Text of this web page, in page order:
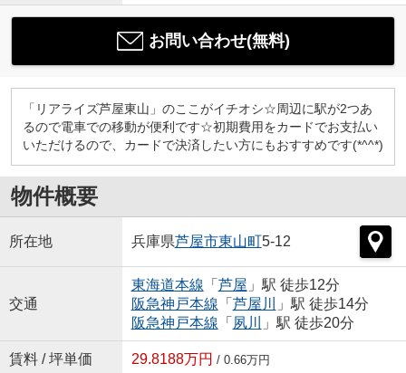
お問い合わせ(無料)
「リアライズ芦屋東山」のここがイチオシ☆周辺に駅が2つあ
るので電車での移動が便利です☆初期費用をカードでお支払い
いただけるので、カードで決済したい方にもおすすめです(*^^*)
物件概要
所在地 兵庫県芦屋市東山町5-12
交通
東海道本線 「 芦屋 」駅 徒歩12分
阪急神戸本線 「 芦屋川
」駅 徒歩14分
阪急神戸本線 「 夙川 」駅 徒歩20分
賃料 / 坪単価 29.8188万円 / 0.66万円